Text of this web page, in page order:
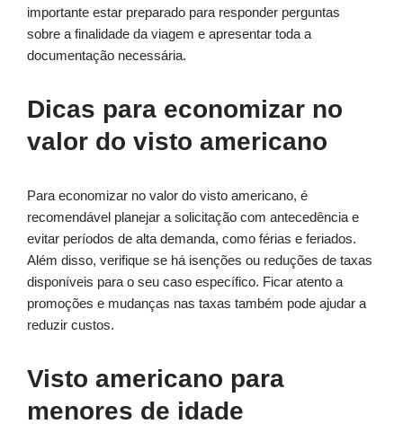
importante estar preparado para responder perguntas
sobre a finalidade da viagem e apresentar toda a
documentação necessária.
Dicas para economizar no
valor do visto americano
Para economizar no valor do visto americano, é
recomendável planejar a solicitação com antecedência e
evitar períodos de alta demanda, como férias e feriados.
Além disso, verifique se há isenções ou reduções de taxas
disponíveis para o seu caso específico. Ficar atento a
promoções e mudanças nas taxas também pode ajudar a
reduzir custos.
Visto americano para
menores de idade